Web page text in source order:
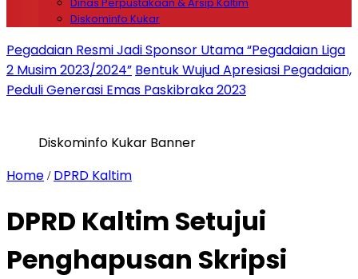
Diskominfo Kukar
Pegadaian Resmi Jadi Sponsor Utama “Pegadaian Liga
2 Musim 2023/2024” Bentuk Wujud Apresiasi Pegadaian,
Peduli Generasi Emas Paskibraka 2023
Diskominfo Kukar Banner
Home / DPRD Kaltim
DPRD Kaltim Setujui
Penghapusan Skripsi